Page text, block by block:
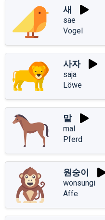
새
sae
Vogel
사자
saja
Löwe
말
mal
Pferd
원숭이
wonsungi
Affe